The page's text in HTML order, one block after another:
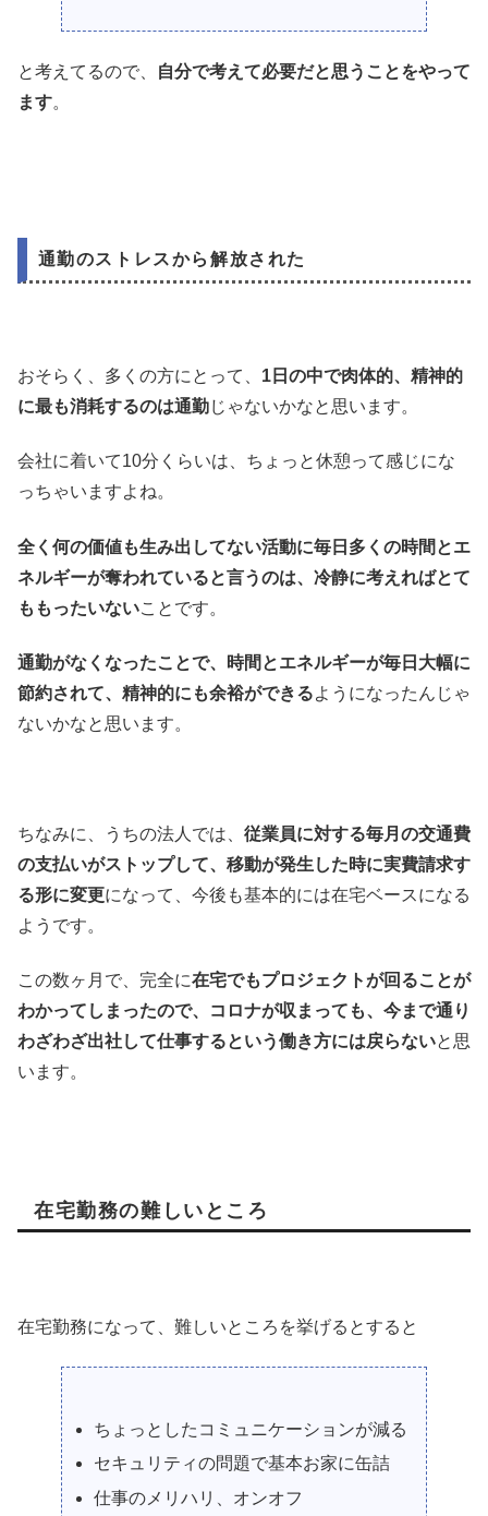
と考えてるので、
自分で考えて必要だと思うことをやって
ます。
通勤のストレスから解放された
おそらく、多くの方にとって、 1日の中で肉体的、精神的
に最も消耗するのは通勤じゃないかなと思います。
会社に着いて10分くらいは、ちょっと休憩って感じにな
っちゃいますよね。
全く何の価値も生み出してない活動に毎日多くの時間とエ
ネルギーが奪われていると言うのは、冷静に考えればとて
ももったいないことです。
通勤がなくなったことで、時間とエネルギーが毎日大幅に
節約されて、精神的にも余裕ができるようになったんじゃ
ないかなと思います。
ちなみに、うちの法人では、 従業員に対する毎月の交通費
の支払いがストップして、移動が発生した時に実費請求す
る形に変更になって、今後も基本的には在宅ベースになる
ようです。
この数ヶ月で、完全に在宅でもプロジェクトが回ることが
わかってしまったので、コロナが収まっても、今まで通り
わざわざ出社して仕事するという働き方には戻らないと思
います。
在宅勤務の難しいところ
在宅勤務になって、難しいところを挙げるとすると
ちょっとしたコミュニケーションが減る
セキュリティの問題で基本お家に缶詰
仕事のメリハリ、オンオフ